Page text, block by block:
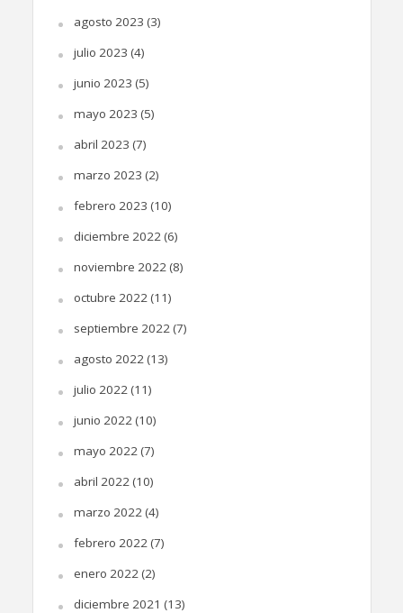
agosto 2023 (3)
julio 2023 (4)
junio 2023 (5)
mayo 2023 (5)
abril 2023 (7)
marzo 2023 (2)
febrero 2023 (10)
diciembre 2022(6)
noviembre 2022(8)
octubre 2022(11)
septiembre 2022(7)
agosto 2022(13)
julio 2022(11)
junio 2022(10)
mayo 2022(7)
abril 2022(10)
marzo 2022(4)
febrero 2022(7)
enero 2022(2)
diciembre 2021 (13)